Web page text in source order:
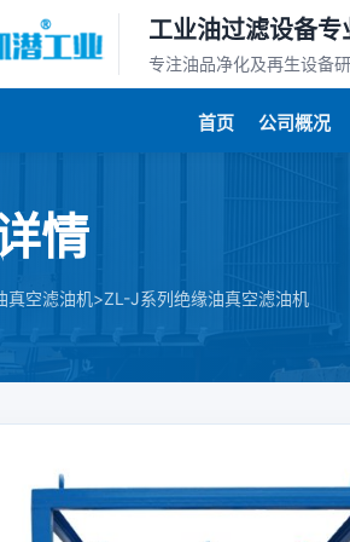
工业油过滤设备专
专注油品净化及再生设备
首页 公司概况
情
真空滤油机>ZL-J系列绝缘油真空滤油机